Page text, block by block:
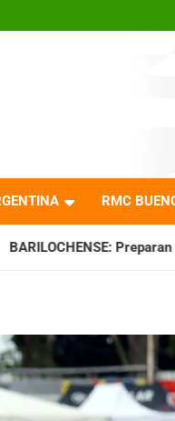
del
RMC
jornada a puro